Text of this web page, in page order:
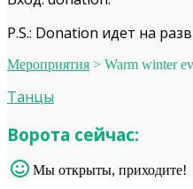
P.S.: Dona­tion идет на
Мероприятия > Warm winter
Танцы
Ворота сейчас:
Мы открыты, приходите!